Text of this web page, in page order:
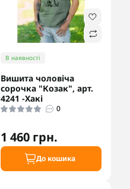
В наявності
Вишита чоловіча
сорочка "Козак", арт.
4241 -Хакі
0
1 460 грн.
До кошика